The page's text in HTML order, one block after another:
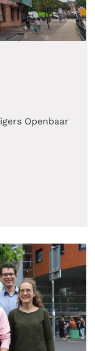
Openbaar